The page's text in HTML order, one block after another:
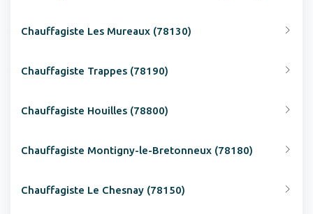
Chauffagiste Les Mureaux (78130)
Chauffagiste Trappes (78190)
Chauffagiste Houilles (78800)
Chauffagiste Montigny-le-Bretonneux (78180)
Chauffagiste Le Chesnay (78150)